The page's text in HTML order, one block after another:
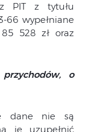
z PIT z tytułu
66 wypełniane
528 zł oraz
o
dane nie są
je uzupełnić